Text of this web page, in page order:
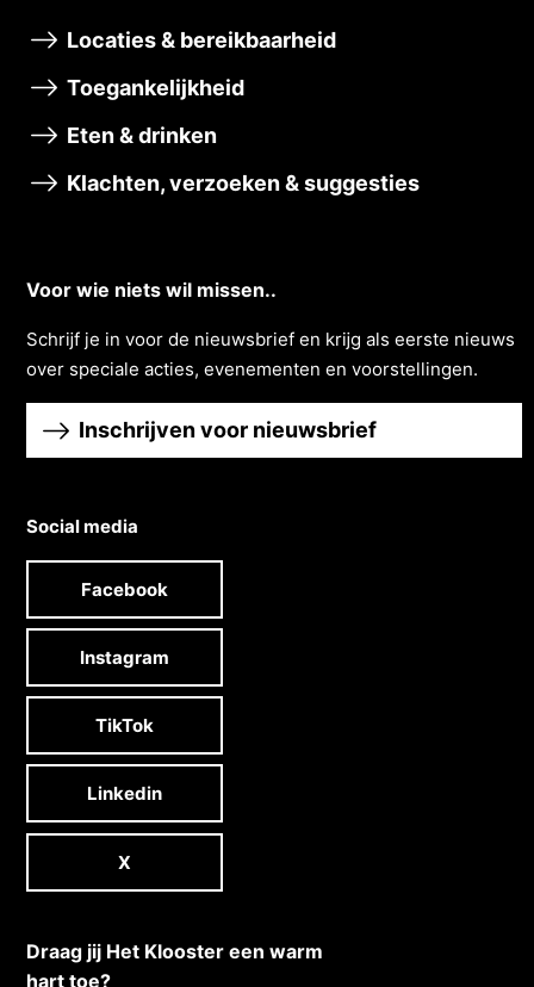
Locaties & bereikbaarheid
Toegankelijkheid
Eten & drinken
Klachten, verzoeken & suggesties
Voor wie niets wil missen..
Schrĳf je in voor de nieuwsbrief en krĳg als eerste nieuws
over speciale acties, evenementen en voorstellingen.
Inschrijven voor nieuwsbrief
Social media
Facebook
Instagram
TikTok
Linkedin
X
Draag jij Het Klooster een warm
hart toe?